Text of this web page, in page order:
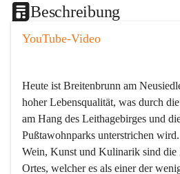
Beschreibung
YouTube-Video
Heute ist Breitenbrunn am
hoher Lebensqualität, was durch
am Hang des Leithagebirges und
Pußtawohnparks unterstrichen
Wein, Kunst und Kulinarik sind die
Ortes, welcher es als einer der